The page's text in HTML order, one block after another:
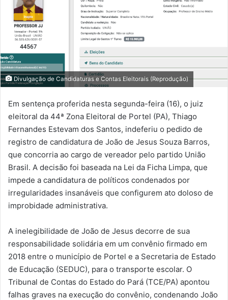
Divulgação de Candidaturas e Contas Eleitorais (Reprodução)
Em sentença proferida nesta segunda-feira (16), o juiz
eleitoral da 44ª Zona Eleitoral de Portel (PA), Thiago
Fernandes Estevam dos Santos, indeferiu o pedido de
registro de candidatura de João de Jesus Souza Barros,
que concorria ao cargo de vereador pelo partido União
Brasil. A decisão foi baseada na Lei da Ficha Limpa, que
impede a candidatura de políticos condenados por
irregularidades insanáveis que configurem ato doloso de
improbidade administrativa.
A inelegibilidade de João de Jesus decorre de sua
responsabilidade solidária em um convênio firmado em
2018 entre o município de Portel e a Secretaria de Estado
de Educação (SEDUC), para o transporte escolar. O
Tribunal de Contas do Estado do Pará (TCE/PA) apontou
falhas graves na execução do convênio, condenando João